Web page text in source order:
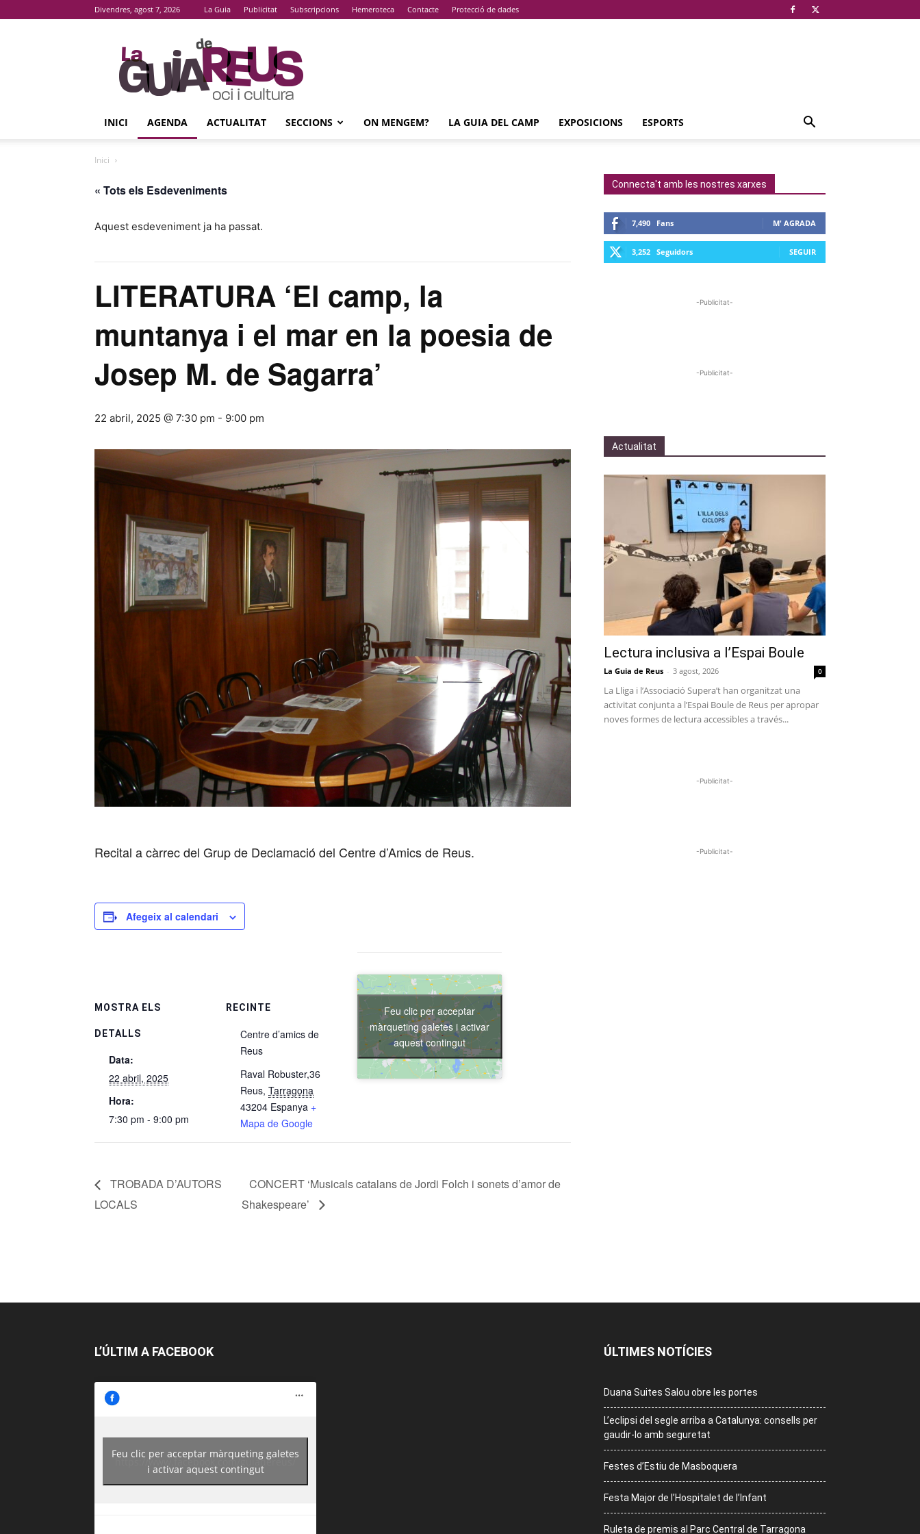
Divendres, agost 7, 2026 La Guia Publicitat Subscripcions Hemeroteca Contacte Protecció de dades
La
Guia
De
Reus
INICI AGENDA ACTUALITAT SECCIONS ON MENGEM? LA GUIA DEL CAMP EXPOSICIONS ESPORTS
Inici
« Tots els Esdeveniments
Aquest esdeveniment ja ha passat.
LITERATURA ‘El camp, la
muntanya i el mar en la poesia de
Josep M. de Sagarra’
22 abril, 2025 @ 7:30 pm - 9:00 pm
Recital a càrrec del Grup de Declamació del Centre d’Amics de Reus.
Afegeix al calendari
MOSTRA ELS
DETALLS
Data:
22 abril, 2025
Hora:
7:30 pm - 9:00 pm
RECINTE
Centre d’amics de
Reus
Raval Robuster,36
Reus, Tarragona
43204 Espanya +
Mapa de Google
Feu clic per acceptar
màrqueting galetes i activar
aquest contingut
TROBADA D’AUTORS
LOCALS
CONCERT ‘Musicals catalans de Jordi Folch i sonets d’amor de
Shakespeare’
Connecta't amb les nostres xarxes
7,490 Fans M' AGRADA
3,252 Seguidors SEGUIR
-Publicitat-
-Publicitat-
Actualitat
Lectura inclusiva a l’Espai Boule
La Guia de Reus - 3 agost, 2026 0
La Lliga i l’Associació Supera’t han organitzat una
activitat conjunta a l’Espai Boule de Reus per apropar
noves formes de lectura accessibles a través...
-Publicitat-
-Publicitat-
L’ÚLTIM A FACEBOOK
https://www.facebook.com/guiadereus/
Feu clic per acceptar màrqueting galetes
i activar aquest contingut
ÚLTIMES NOTÍCIES
Duana Suites Salou obre les portes
L’eclipsi del segle arriba a Catalunya: consells per
gaudir-lo amb seguretat
Festes d’Estiu de Masboquera
Festa Major de l’Hospitalet de l’Infant
Ruleta de premis al Parc Central de Tarragona